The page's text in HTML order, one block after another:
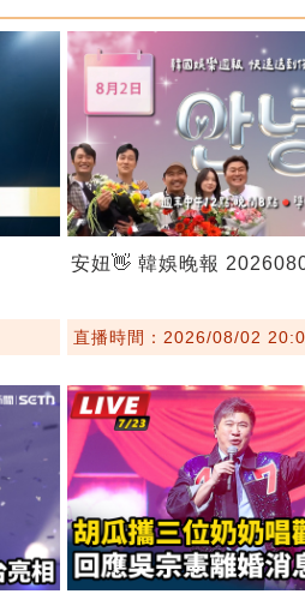
安妞👋 韓娛晚報
直播時間：2026/08/02